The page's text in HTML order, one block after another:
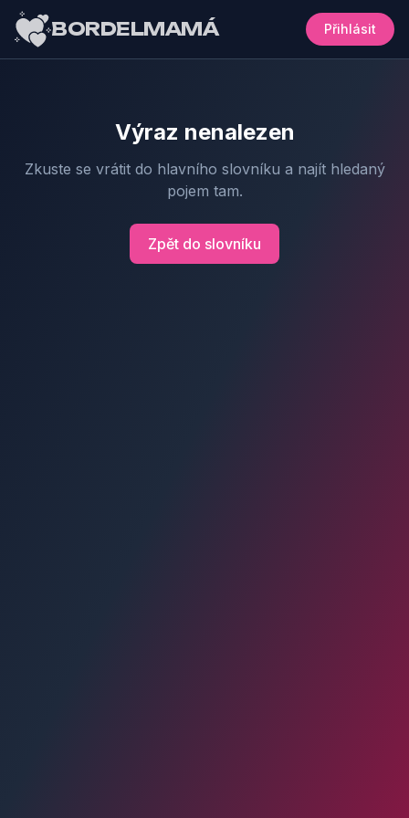
BORDELMAMÁ Přihlásit
Výraz nenalezen
Zkuste se vrátit do hlavního slovníku a najít hledaný
pojem tam.
Zpět do slovníku